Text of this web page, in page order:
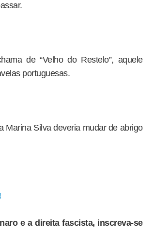
de “Velho do Restelo”, aquele
portuguesas.
Marina Silva deveria mudar de abrigo
e a direita fascista, inscreva-se